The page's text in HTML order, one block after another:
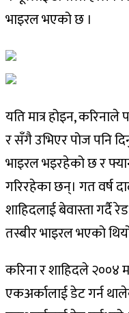
भाइरल भएको छ ।
यति मात्र होइन,
र सँगै उभिएर पोज पनि
भाइरल भइरहेको छ र
गरिरहेका छन्। गत वर्ष
शाहिदलाई बेवास्ता गर्दै
तस्बीर भाइरल भएको
करिना र शाहिदले २००४
एकअर्कालाई डेट गर्न